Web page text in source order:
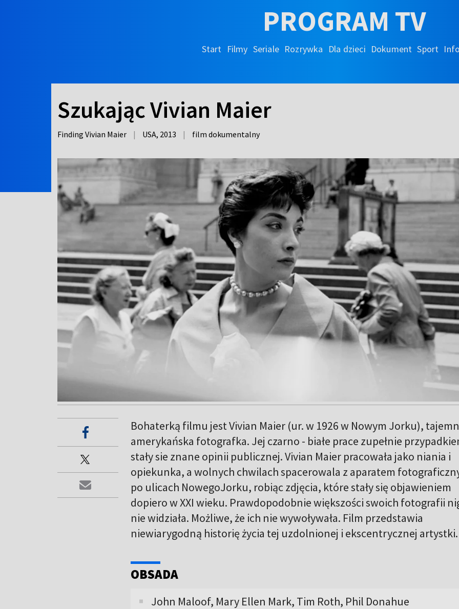
PROGRAM TV
Start Filmy Seriale Rozrywka Dla dzieci Dokument Sport
Szukając Vivian Maier
Finding Vivian Maier | USA, 2013 | film dokumentalny
Bohaterką filmu jest Vivian Maier (ur. w 1926 w Nowym Jorku),
amerykańska fotografka. Jej czarno - białe prace zupełnie
stały sie znane opinii publicznej. Vivian Maier pracowała jako niania i
opiekunka, a wolnych chwilach spacerowala z aparatem
po ulicach NowegoJorku, robiąc zdjęcia, które stały się objawieniem
dopiero w XXI wieku. Prawdopodobnie większości swoich fotografii
nie widziała. Możliwe, że ich nie wywoływała. Film przedstawia
niewiarygodną historię życia tej uzdolnionej i ekscentrycznej artystki.
OBSADA
John Maloof, Mary Ellen Mark, Tim Roth, Phil Donahue